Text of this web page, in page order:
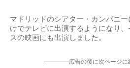
マドリッドのシアター・カンパニ
けでテレビに出演するようになり
スの映画にも出演しました。
-----------------広告の後に次ページに